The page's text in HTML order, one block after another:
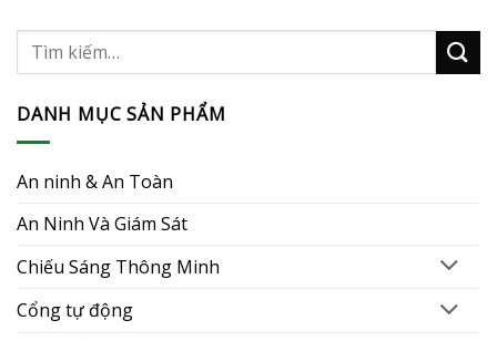
DANH MỤC SẢN PHẨM
An ninh & An Toàn
An Ninh Và Giám Sát
Chiếu Sáng Thông Minh
Cổng tự động